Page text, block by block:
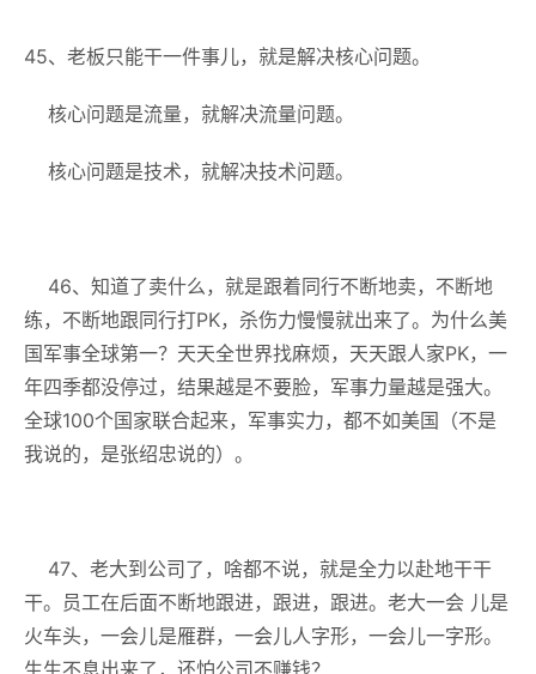
45、老板只能干一件事儿，就是解决核心问题。
核心问题是流量，就解决流量问题。
核心问题是技术，就解决技术问题。
46、知道了卖什么，就是跟着同行不断地卖，不断地
练，不断地跟同行打PK，杀伤力慢慢就出来了。为什么美
国军事全球第一？天天全世界找麻烦，天天跟人家PK，一
年四季都没停过，结果越是不要脸，军事力量越是强大。
全球100个国家联合起来，军事实力，都不如美国（不是
我说的，是张绍忠说的）。
47、老大到公司了，啥都不说，就是全力以赴地干干
干。员工在后面不断地跟进，跟进，跟进。老大一会 儿是
火车头，一会儿是雁群，一会儿人字形，一会儿一字形。
生生不息出来了，还怕公司不赚钱？